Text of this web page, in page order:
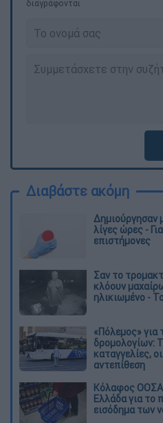
διαγράφονται
Διαβάστε ακόμη
Δημιούργησαν
λίγες ώρες -
επιστήμονες
Σαν το
κλόουν
ηλικιωμένο -
«Πόλεμος»
δρομολογίων:
καταγγελίες,
αντεπίθεση
Κόλαφος
Ελλάδα για το
εισόδημα των